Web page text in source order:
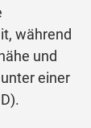
während
und
einer